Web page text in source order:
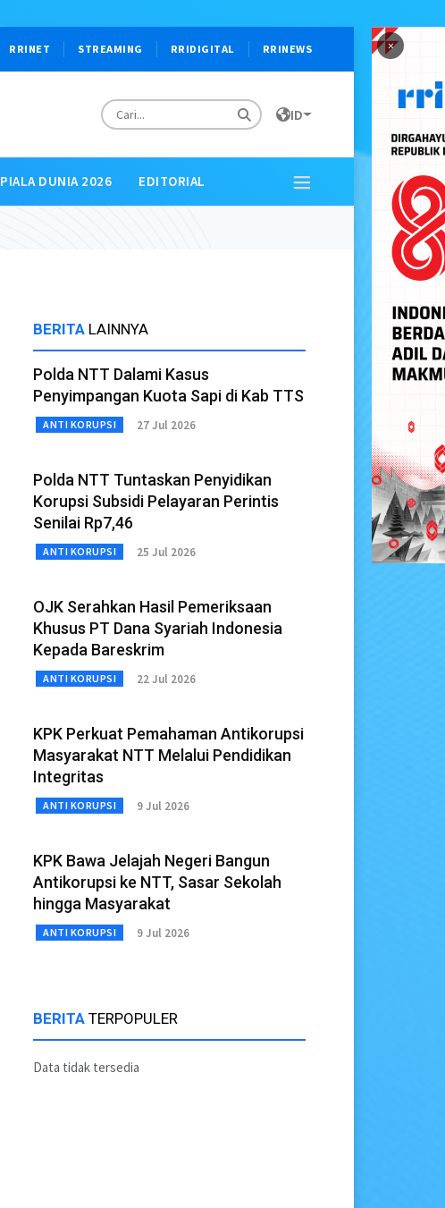
×
RRINET STREAMING RRIDIGITAL RRINEWS
ID
PIALA DUNIA 2026 EDITORIAL
BERITA LAINNYA
Polda NTT Dalami Kasus
Penyimpangan Kuota Sapi di Kab TTS
ANTI KORUPSI 27 Jul 2026
Polda NTT Tuntaskan Penyidikan
Korupsi Subsidi Pelayaran Perintis
Senilai Rp7,46
ANTI KORUPSI 25 Jul 2026
OJK Serahkan Hasil Pemeriksaan
Khusus PT Dana Syariah Indonesia
Kepada Bareskrim
ANTI KORUPSI 22 Jul 2026
KPK Perkuat Pemahaman Antikorupsi
Masyarakat NTT Melalui Pendidikan
Integritas
ANTI KORUPSI 9 Jul 2026
KPK Bawa Jelajah Negeri Bangun
Antikorupsi ke NTT, Sasar Sekolah
hingga Masyarakat
ANTI KORUPSI 9 Jul 2026
BERITA TERPOPULER
Data tidak tersedia